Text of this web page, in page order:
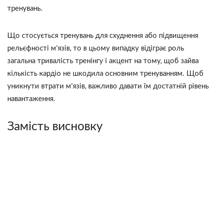
тренувань.
Що стосується тренувань для схуднення або підвищення
рельєфності м'язів, то в цьому випадку відіграє роль
загальна тривалість тренінгу і акцент на тому, щоб зайва
кількість кардіо не шкодила основним тренуванням. Щоб
уникнути втрати м'язів, важливо давати їм достатній рівень
навантаження.
Замість висновку